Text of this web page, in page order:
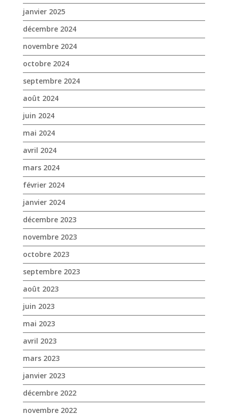
janvier 2025
décembre 2024
novembre 2024
octobre 2024
septembre 2024
août 2024
juin 2024
mai 2024
avril 2024
mars 2024
février 2024
janvier 2024
décembre 2023
novembre 2023
octobre 2023
septembre 2023
août 2023
juin 2023
mai 2023
avril 2023
mars 2023
janvier 2023
décembre 2022
novembre 2022